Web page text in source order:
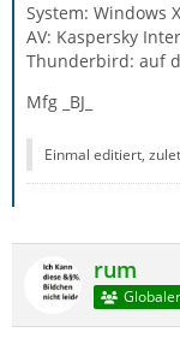
System: Windows
AV: Kaspersky
Thunderbird: auf
Mfg _BJ_
Einmal editiert,
rum